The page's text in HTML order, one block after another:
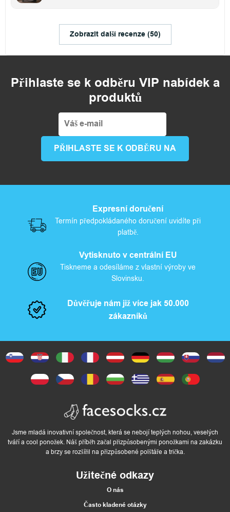
Zobrazit další recenze (50)
Přihlaste se k odběru VIP nabídek a
produktů
Expresní doručení
Termín předpokládaného doručení uvidíte při
platbě.
Vytisknuto v centrální EU
Tiskneme a odesíláme z vlastní výroby ve
Slovinsku.
Důvěřuje nám již více jak 50.000
zákazníků
Jsme mladá inovativní společnost, která se nebojí teplých nohou, veselých
tváří a cool ponožek. Náš příběh začal přizpůsobenými ponožkami na zakázku
a brzy se rozšířil na přizpůsobené polštáře a trička.
Užitečné odkazy
O nás
Často kladené otázky